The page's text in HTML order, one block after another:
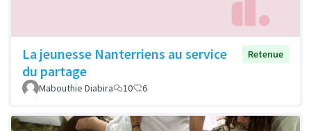
La jeunesse Nanterriens au service
du partage
Retenue
Mabouthie Diabira 10 6